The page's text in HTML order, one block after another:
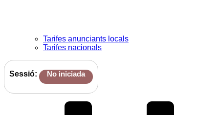
Tarifes anunciants locals
Tarifes nacionals
Sessió: No iniciada